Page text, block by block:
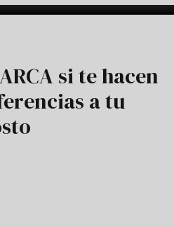
si te hacen
a tu